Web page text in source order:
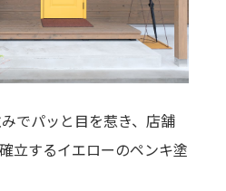
でパッと目を惹き、店舗
立するイエローのペンキ塗